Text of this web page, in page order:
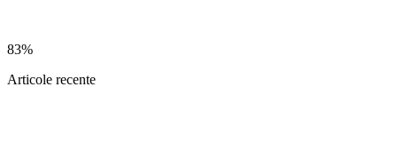
83%
Articole recente